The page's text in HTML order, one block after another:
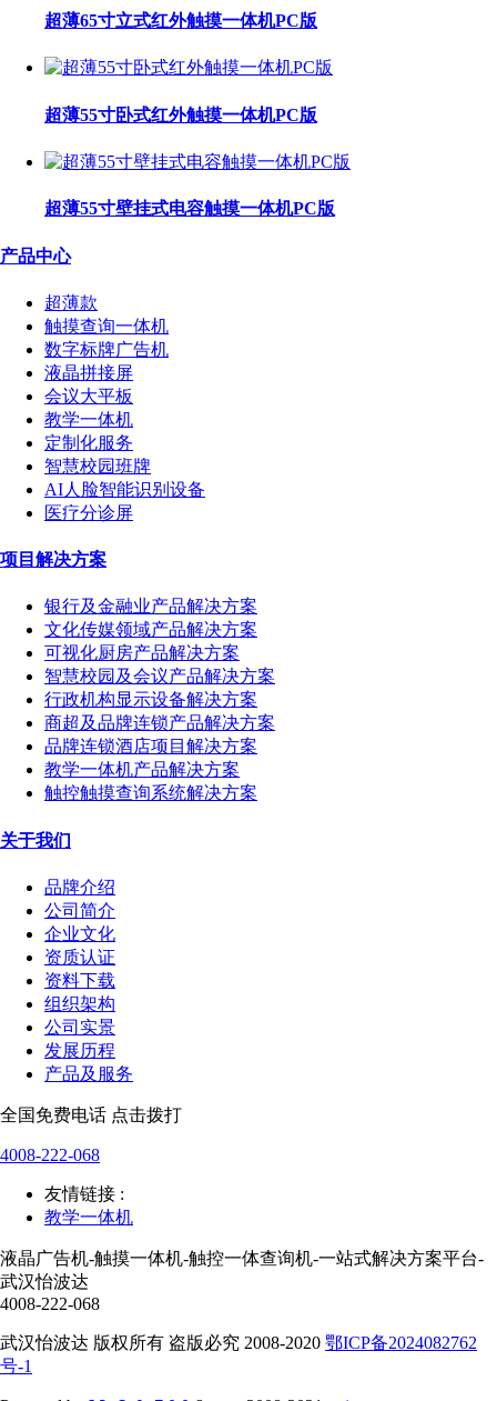
超薄65寸立式红外触摸一体机PC版
超薄55寸卧式红外触摸一体机PC版
超薄55寸壁挂式电容触摸一体机PC版
产品中心
超薄款
触摸查询一体机
数字标牌广告机
液晶拼接屏
会议大平板
教学一体机
定制化服务
智慧校园班牌
AI人脸智能识别设备
医疗分诊屏
项目解决方案
银行及金融业产品解决方案
文化传媒领域产品解决方案
可视化厨房产品解决方案
智慧校园及会议产品解决方案
行政机构显示设备解决方案
商超及品牌连锁产品解决方案
品牌连锁酒店项目解决方案
教学一体机产品解决方案
触控触摸查询系统解决方案
关于我们
品牌介绍
公司简介
企业文化
资质认证
资料下载
组织架构
公司实景
发展历程
产品及服务
全国免费电话 点击拨打
4008-222-068
友情链接 :
教学一体机
液晶广告机-触摸一体机-触控一体查询机-一站式解决方案平台-
武汉怡波达
4008-222-068
武汉怡波达 版权所有 盗版必究 2008-2020 鄂ICP备2024082762
号-1